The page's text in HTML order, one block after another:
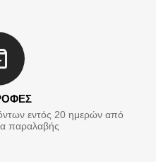
εντός 20 ημερών από
παραλαβής